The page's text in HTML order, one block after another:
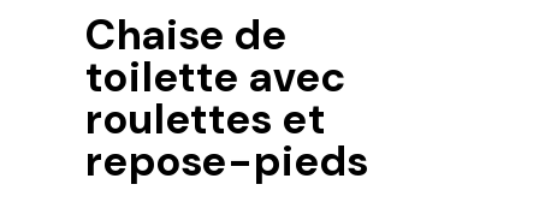
Chaise de
toilette avec
roulettes et
repose-pieds